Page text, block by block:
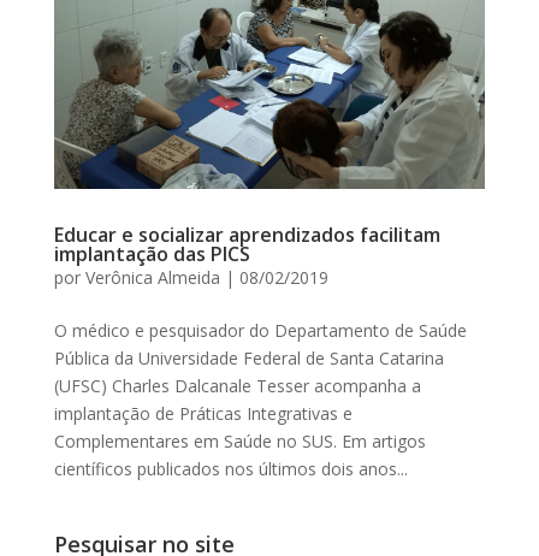
Educar e socializar aprendizados facilitam
implantação das PICS
por Verônica Almeida | 08/02/2019
O médico e pesquisador do Departamento de Saúde
Pública da Universidade Federal de Santa Catarina
(UFSC) Charles Dalcanale Tesser acompanha a
implantação de Práticas Integrativas e
Complementares em Saúde no SUS. Em artigos
científicos publicados nos últimos dois anos...
Pesquisar no site